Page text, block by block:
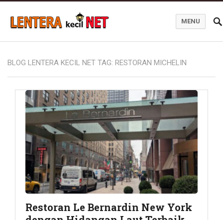
MENU
BLOG LENTERA KECIL NET TAG: RESTORAN MICHELIN
Restoran Le Bernardin New York